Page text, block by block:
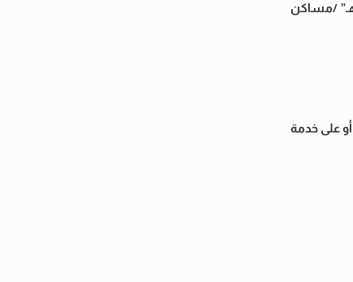
1 ، 2 / إسكانات القاهرة “و+هـ” /مساكن
هذا وقد قامت الشركة بالدفع بسيارات مياه صالحة للشرب توزع مجانا بالمناطق المتأثرة .وفى حالة طلبها يرجى الاتصال بالخط الساخن 125 أو على خدمة